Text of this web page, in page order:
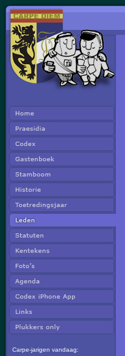
Carpe-jarigen vandaag: